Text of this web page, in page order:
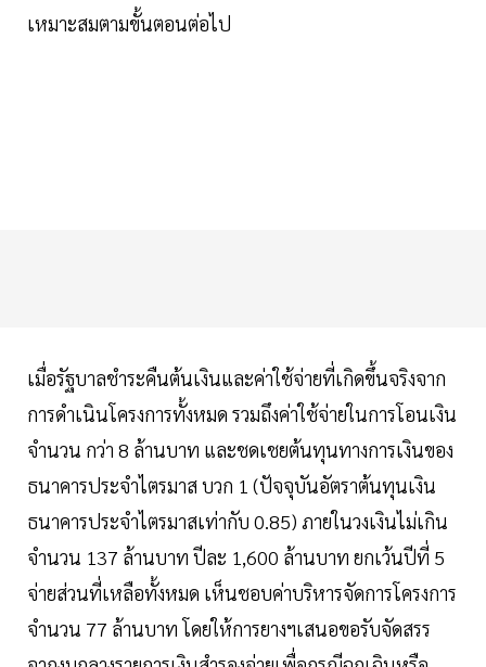
เหมาะสมตามขั้นตอนต่อไป
เมื่อรัฐบาลชำระคืนต้นเงินและค่าใช้จ่ายที่เกิดขึ้นจริงจาก
การดำเนินโครงการทั้งหมด รวมถึงค่าใช้จ่ายในการโอนเงิน
จำนวน กว่า 8 ล้านบาท และชดเชยต้นทุนทางการเงินของ
ธนาคารประจำไตรมาส บวก 1 (ปัจจุบันอัตราต้นทุนเงิน
ธนาคารประจำไตรมาสเท่ากับ 0.85) ภายในวงเงินไม่เกิน
จำนวน 137 ล้านบาท ปีละ 1,600 ล้านบาท ยกเว้นปีที่ 5
จ่ายส่วนที่เหลือทั้งหมด เห็นชอบค่าบริหารจัดการโครงการ
จำนวน 77 ล้านบาท โดยให้การยางฯเสนอขอรับจัดสรร